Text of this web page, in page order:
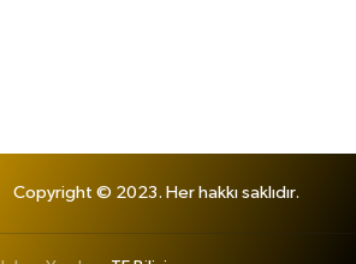
Copyright © 2023. Her hakkı saklıdır.